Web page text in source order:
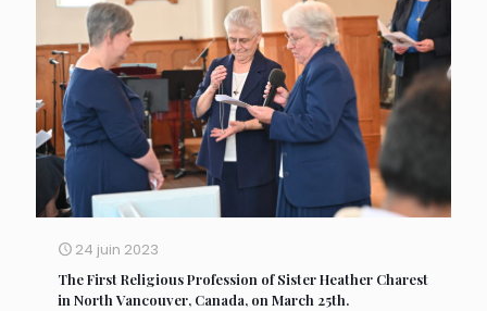
24 juin 2023
The First Religious Profession of Sister Heather Charest
in North Vancouver, Canada, on March 25th.